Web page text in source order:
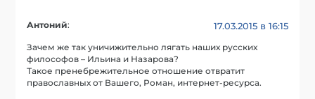
Антоний: 17.03.2015 в 16:15
Зачем же так уничижительно лягать наших русских
философов – Ильина и Назарова?
Такое пренебрежительное отношение отвратит
православных от Вашего, Роман, интернет-ресурса.